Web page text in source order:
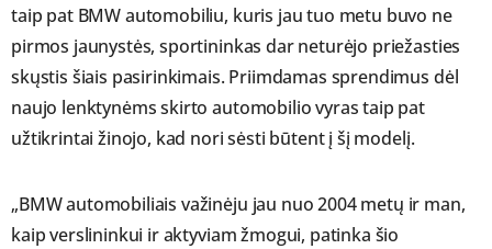
taip pat BMW automobiliu, kuris jau tuo metu buvo ne
pirmos jaunystės, sportininkas dar neturėjo priežasties
skųstis šiais pasirinkimais. Priimdamas sprendimus dėl
naujo lenktynėms skirto automobilio vyras taip pat
užtikrintai žinojo, kad nori sėsti būtent į šį modelį.
„BMW automobiliais važinėju jau nuo 2004 metų ir man,
kaip verslininkui ir aktyviam žmogui, patinka šio